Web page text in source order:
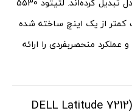
گرم و ضخامت کمتر از یک اینچ ساخته شده
منحصربفردی را ارائه
لتیتود 7212 راگد اکستریم (DELL Latitude 7212